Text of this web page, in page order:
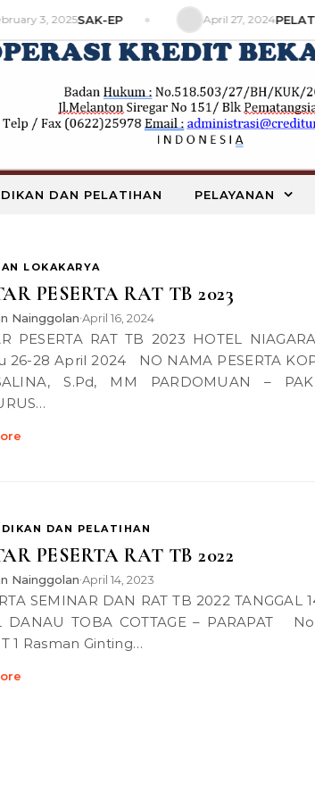
3, 2025SAK-EP April 27, 2024
DAN PELATIHAN PELAYANAN
LOKAKARYA
PESERTA RAT TB 2023
Nainggolan•April 16, 2024
26-28 April 2024 NO NAMA PESERTA
S.Pd, MM PARDOMUAN –
DAN PELATIHAN
PESERTA RAT TB 2022
Nainggolan•April 14, 2023
DANAU TOBA COTTAGE – PARAPAT
1 Rasman Ginting…